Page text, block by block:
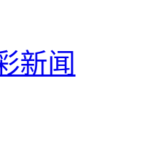
新闻